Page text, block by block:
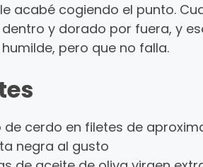
acabé cogiendo el punto.
y dorado por fuera, y
pero que no falla.
de cerdo en filetes de
negra al gusto